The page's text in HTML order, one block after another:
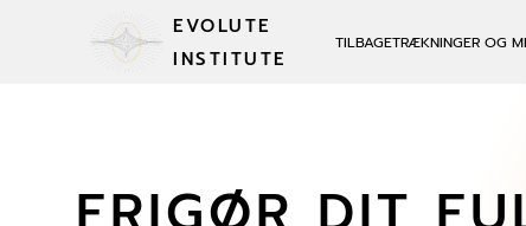
TILBAGETRÆKNINGER OG
EVOLUTE
INSTITUTE